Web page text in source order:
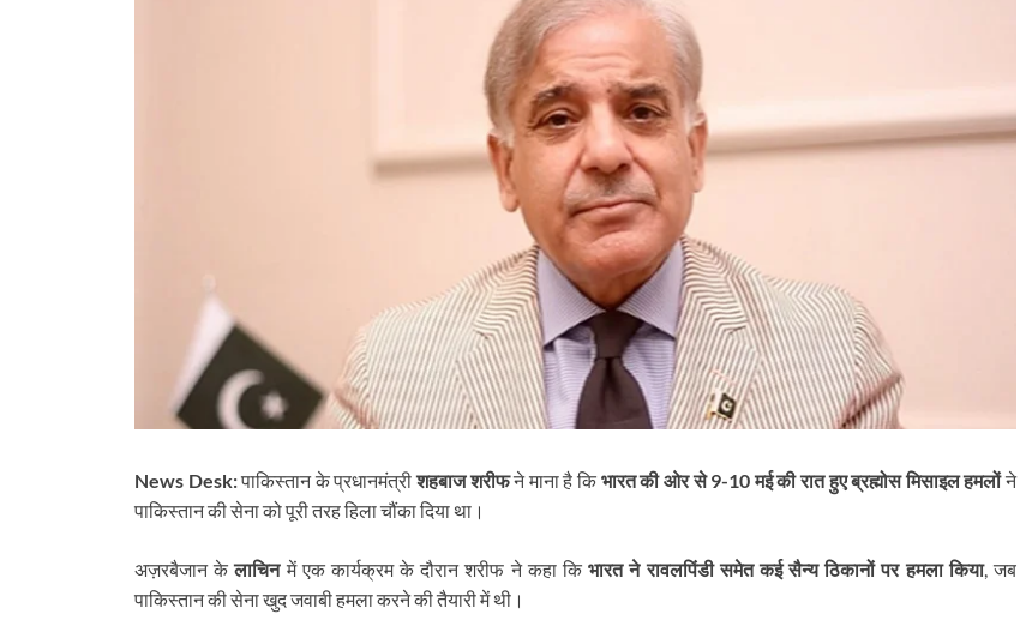
News Desk:पाकिस्तान के प्रधानमंत्रीशहबाज शरीफने माना है कि भारत की ओर से 9-10 मई की रात हुए ब्रह्मोस मिसाइल हमलोंने
पाकिस्तान की सेना को पूरी तरह हिला चौंका दिया था।
अज़रबैजान केलाचिनमें एक कार्यक्रम के दौरान शरीफ ने कहा किभारत ने रावलपिंडी समेत कई सैन्य ठिकानों पर हमला किया, जब
पाकिस्तान की सेना खुद जवाबी हमला करने की तैयारी में थी।